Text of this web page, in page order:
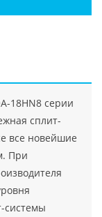
18HN8 серии
сплит-
все новейшие
При
системы